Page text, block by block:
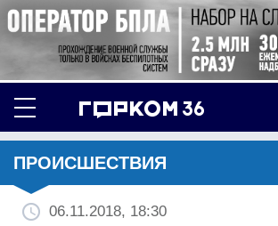
ПРОИСШЕСТВИЯ
06.11.2018, 18:30